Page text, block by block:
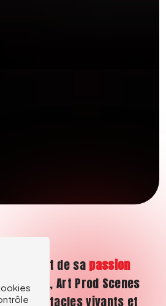
et de sa passion
la scène, Art Prod Scenes
spectacles vivants et